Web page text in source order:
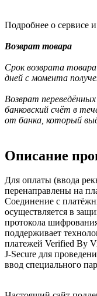
Подробнее о сервисе
Возврат товара
Срок возврата
дней с момента
Возврат
банковский счёт в
от банка, который
Описание
Для оплаты (ввода
перенаправлены на
Соединение с
осуществляется в
протокола
поддерживает
платежей Verified By
J-Secure для
ввод специального